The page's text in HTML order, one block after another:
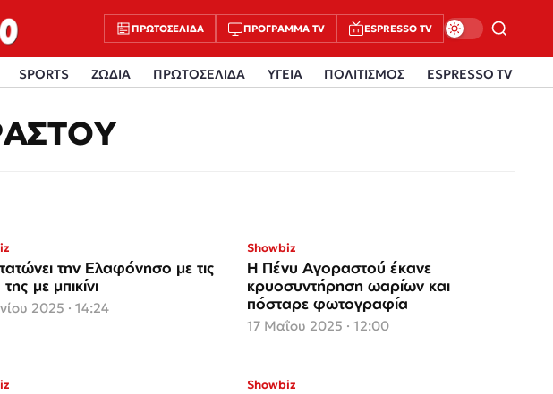
ΠΡΩΤΟΣΈΛΙΔΑ ΠΡΌΓΡΑΜΜΑ TV ESPRESSO TV
SPORTS ΖΩΔΙΑ ΠΡΩΤΟΣΕΛΙΔΑ ΥΓΕΙΑ ΠΟΛΙΤΙΣΜΟΣ ESPRESSO TV
την Ελαφόνησο με τις
με μπικίνι
2025 · 14:24
Showbiz
Η Πένυ Αγοραστού έκανε
κρυοσυντήρηση ωαρίων και
πόσταρε φωτογραφία
17 Μαΐου 2025 · 12:00
Showbiz